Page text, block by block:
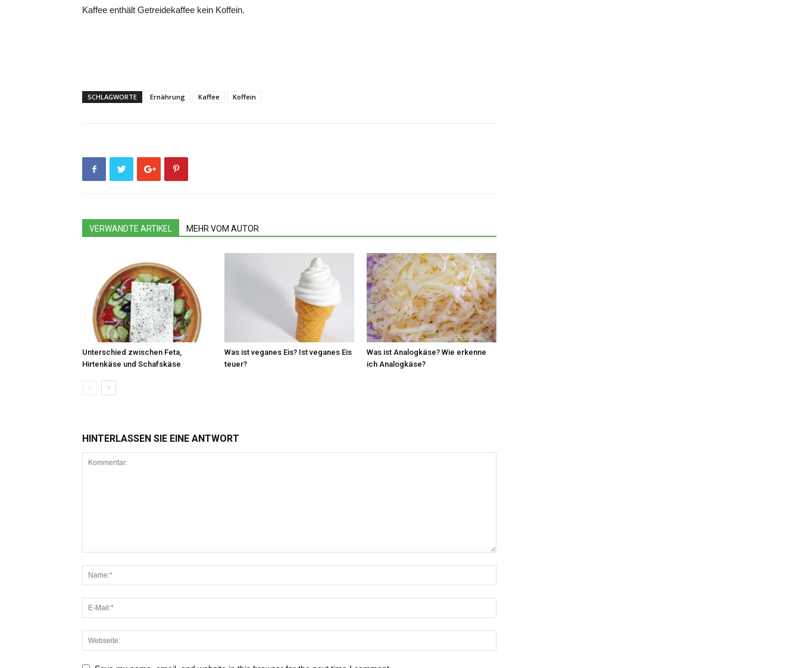
Kaffee enthält Getreidekaffee kein Koffein.
SCHLAGWORTE Ernährung Kaffee Koffein
VERWANDTE ARTIKEL MEHR VOM AUTOR
Unterschied zwischen Feta,
Hirtenkäse und Schafskäse
Was ist veganes Eis? Ist veganes Eis
teuer?
Was ist Analogkäse? Wie erkenne
ich Analogkäse?
HINTERLASSEN SIE EINE ANTWORT